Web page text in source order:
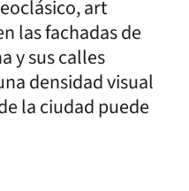
art
las fachadas de
y sus calles
densidad visual
la ciudad puede